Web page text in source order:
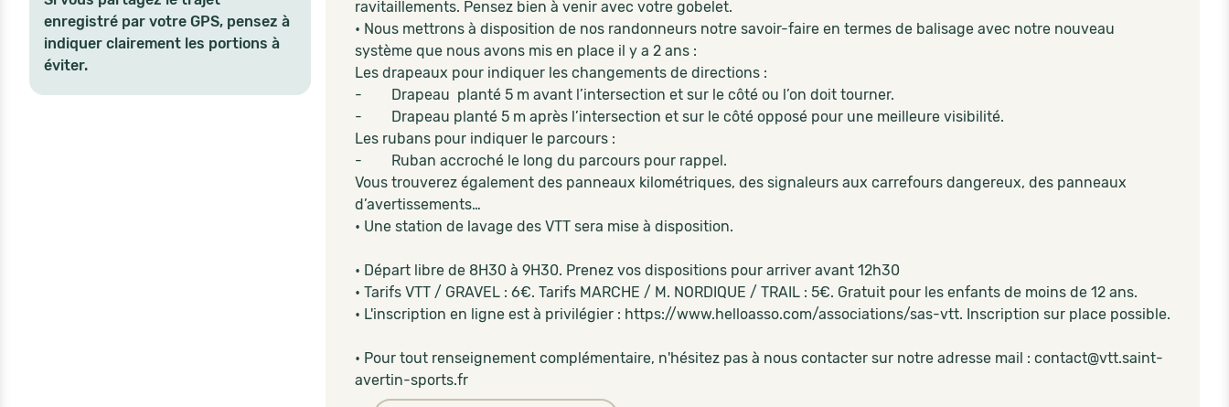
enregistré par votre GPS, pensez à
indiquer clairement les portions à
éviter.
ravitaillements. Pensez bien à venir avec votre gobelet.
• Nous mettrons à disposition de nos randonneurs notre savoir-faire en termes de balisage avec notre nouveau
système que nous avons mis en place il y a 2 ans :
Les drapeaux pour indiquer les changements de directions :
- Drapeau planté 5 m avant l’intersection et sur le côté ou l’on doit tourner.
- Drapeau planté 5 m après l’intersection et sur le côté opposé pour une meilleure visibilité.
Les rubans pour indiquer le parcours :
- Ruban accroché le long du parcours pour rappel.
Vous trouverez également des panneaux kilométriques, des signaleurs aux carrefours dangereux, des panneaux
d’avertissements…
• Une station de lavage des VTT sera mise à disposition.
• Départ libre de 8H30 à 9H30. Prenez vos dispositions pour arriver avant 12h30
• Tarifs VTT / GRAVEL : 6€. Tarifs MARCHE / M. NORDIQUE / TRAIL : 5€. Gratuit pour les enfants de moins de 12 ans.
• L'inscription en ligne est à privilégier : https://www.helloasso.com/associations/sas-vtt. Inscription sur place possible.
• Pour tout renseignement complémentaire, n'hésitez pas à nous contacter sur notre adresse mail : contact@vtt.saint-
avertin-sports.fr